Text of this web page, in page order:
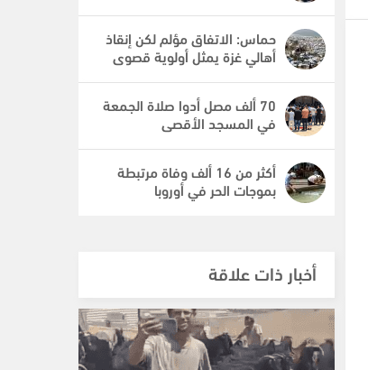
حماس: الاتفاق مؤلم لكن إنقاذ
أهالي غزة يمثل أولوية قصوى
70 ألف مصل أدوا صلاة الجمعة
في المسجد الأقصى
أكثر من 16 ألف وفاة مرتبطة
بموجات الحر في أوروبا
أخبار ذات علاقة